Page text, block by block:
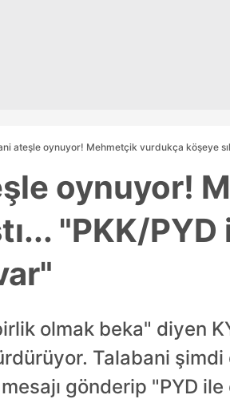
ateşle oynuyor! Mehmetçik vurdukça köşeye
oynuyor!
"PKK/
olmak beka" diyen
Talabani
gönderip "PYD